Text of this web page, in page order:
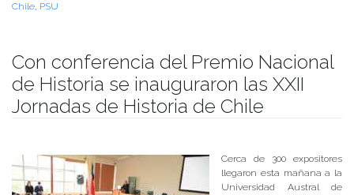
Chile, PSU
Con conferencia del Premio Nacional
de Historia se inauguraron las XXII
Jornadas de Historia de Chile
Cerca de 300 expositores
llegaron esta mañana a la
Universidad Austral de